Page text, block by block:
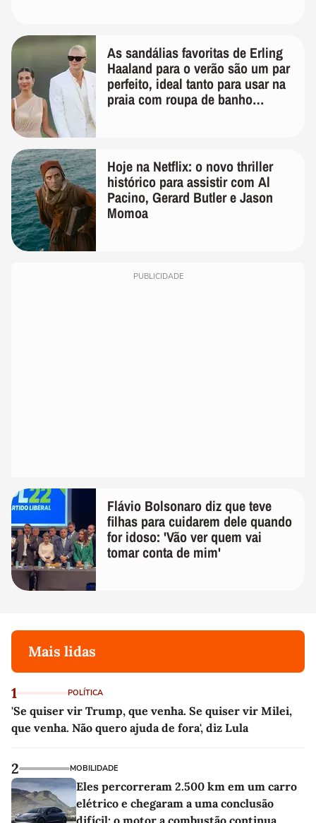
As sandálias favoritas de Erling
Haaland para o verão são um par
perfeito, ideal tanto para usar na
praia com roupa de banho
Hoje na Netflix: o novo thriller
histórico para assistir com Al
Pacino, Gerard Butler e Jason
Momoa
PUBLICIDADE
Flávio Bolsonaro diz que teve
filhas para cuidarem dele quando
for idoso: 'Vão ver quem vai
tomar conta de mim'
Mais lidas
1 POLÍTICA
'Se quiser vir Trump, que venha. Se quiser vir Milei,
que venha. Não quero ajuda de fora', diz Lula
2 MOBILIDADE
Eles percorreram 2.500 km em um carro
elétrico e chegaram a uma conclusão